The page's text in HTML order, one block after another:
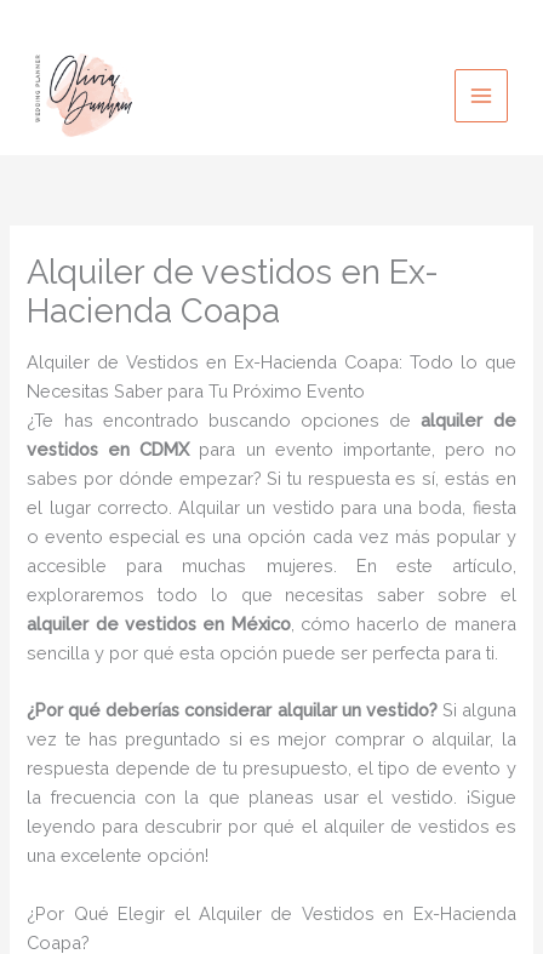
contenido
Alquiler de vestidos en Ex-
Hacienda Coapa
Alquiler de Vestidos en Ex-Hacienda Coapa: Todo lo que
Necesitas Saber para Tu Próximo Evento
¿Te has encontrado buscando opciones dealquiler de
vestidos en CDMXpara un evento importante, pero no
sabes por dónde empezar? Si tu respuesta es sí, estás en
el lugar correcto. Alquilar un vestido para una boda, fiesta
o evento especial es una opción cada vez más popular y
accesible para muchas mujeres. En este artículo,
exploraremos todo lo que necesitas saber sobre el
alquiler de vestidos en México, cómo hacerlo de manera
sencilla y por qué esta opción puede ser perfecta para ti.
¿Por qué deberías considerar alquilar un vestido?Si alguna
vez te has preguntado si es mejor comprar o alquilar, la
respuesta depende de tu presupuesto, el tipo de evento y
la frecuencia con la que planeas usar el vestido. ¡Sigue
leyendo para descubrir por qué el alquiler de vestidos es
una excelente opción!
¿Por Qué Elegir el Alquiler de Vestidos en Ex-Hacienda
Coapa?